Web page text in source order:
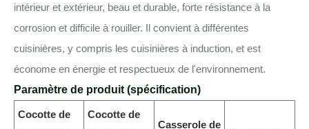
intérieur et extérieur, beau et durable, forte résistance à la
corrosion et difficile à rouiller. Il convient à différentes
cuisinières, y compris les cuisinières à induction, et est
économe en énergie et respectueux de l'environnement.
Paramètre de produit (spécification)
Cocotte de
Cocotte de
Casserole de